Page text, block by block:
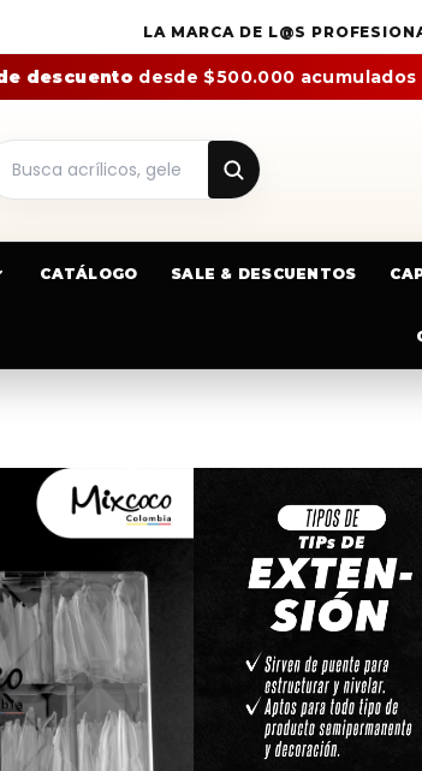
LA MARCA DE L@S
descuento desde $500.000 acumulados
CATÁLOGO SALE & DESCUENTOS
CAJA
$55000
Paga